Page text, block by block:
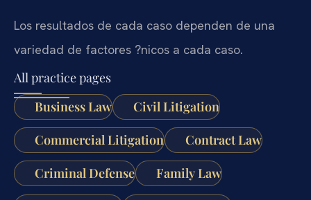
Los resultados de cada caso dependen de una
variedad de factores ?nicos a cada caso.
All practice pages
Business Law
Civil Litigation
Commercial Litigation Contract Law
Criminal Defense Family Law